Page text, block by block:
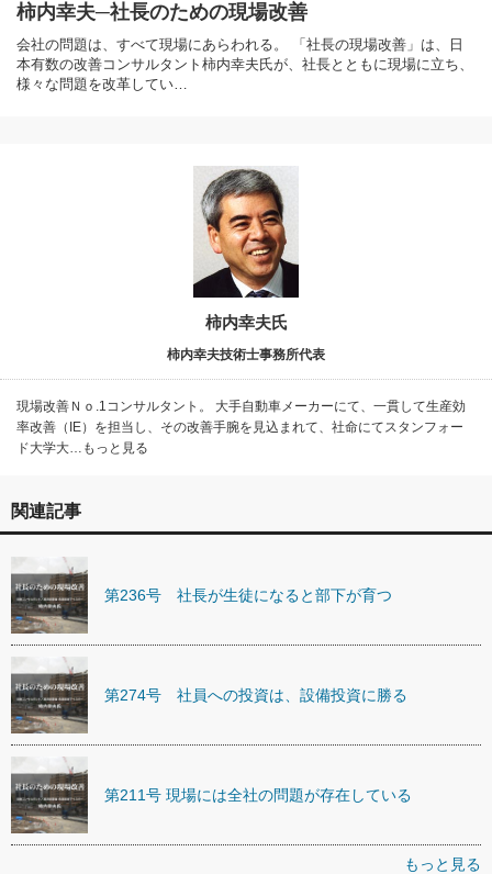
柿内幸夫─社長のための現場改善
会社の問題は、すべて現場にあらわれる。 「社長の現場改善」は、日
本有数の改善コンサルタント柿内幸夫氏が、社長とともに現場に立ち、
様々な問題を改革してい…
柿内幸夫氏
柿内幸夫技術士事務所代表
現場改善Ｎｏ.1コンサルタント。 大手自動車メーカーにて、一貫して生産効
率改善（IE）を担当し、その改善手腕を見込まれて、社命にてスタンフォー
ド大学大…もっと見る
関連記事
第236号 社長が生徒になると部下が育つ
第274号 社員への投資は、設備投資に勝る
第211号 現場には全社の問題が存在している
もっと見る